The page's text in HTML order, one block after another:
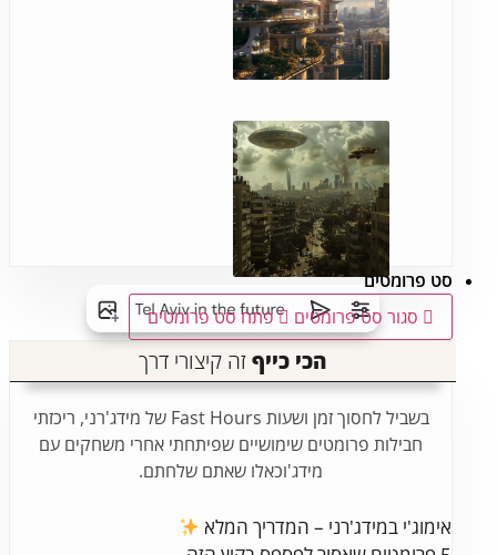
סט פרומטים
סגור סט פרומטים
פתח סט פרומטים
הכי כייףזה קיצורי דרך
בשביל לחסוך זמן ושעות Fast Hours של מידג'רני, ריכזתי
חבילות פרומטים שימושיים שפיתחתי אחרי משחקים עם
מידג'וכאלו שאתם שלחתם.
אימוג'י במידג'רני – המדריך המלא